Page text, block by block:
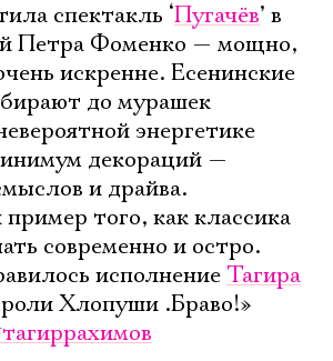
спектакль ‘Пугачёв’ в
Петра Фоменко — мощно,
искренне. Есенинские
до мурашек
энергетике
декораций —
и драйва.
того, как классика
современно и остро.
исполнение Тагира
Хлопуши .Браво!»
Электропочта
Имя